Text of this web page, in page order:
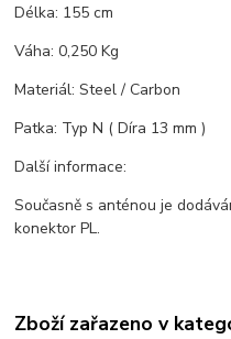
Délka: 155 cm
Váha: 0,250 Kg
Materiál: Steel / Carbon
Patka: Typ N ( Díra 13 mm )
Další informace:
Současně s anténou je
konektor PL.
Zboží zařazeno v